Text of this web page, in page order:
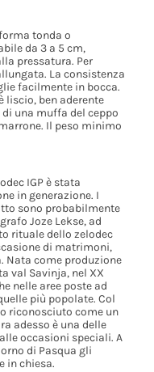
tonda o
da 3 a 5 cm,
pressatura. Per
La consistenza
facilmente in bocca.
liscio, ben aderente
una muffa del ceppo
Il peso minimo
IGP è stata
in generazione. I
sono probabilmente
Joze Lekse, ad
rituale dello zelodec
di matrimoni,
Nata come produzione
val Savinja, nel XX
nelle aree poste ad
più popolate. Col
riconosciuto come un
adesso è una delle
occasioni speciali. A
di Pasqua gli
in chiesa.